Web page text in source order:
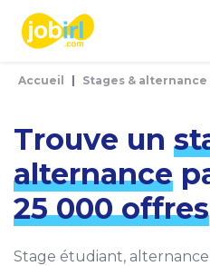
Accueil Stages & alternance
Trouve un
alternance
25 000 offres
Stage étudiant,
Panneau de gestion des